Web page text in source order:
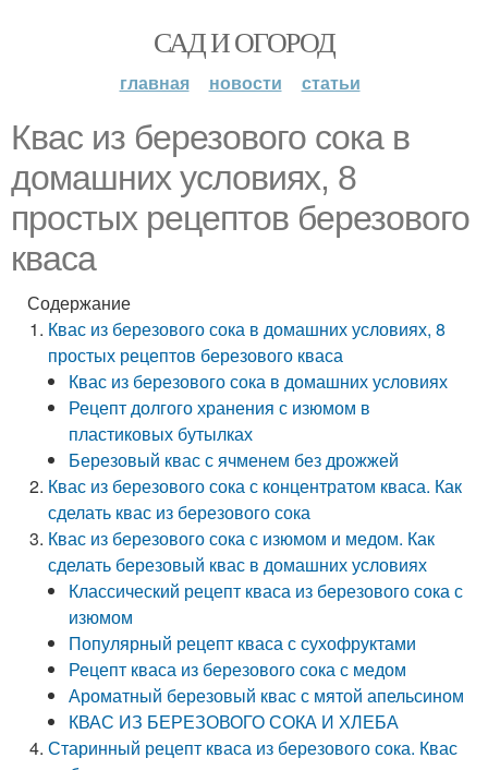
САД И ОГОРОД
главная новости статьи
Квас из березового сока в
домашних условиях, 8
простых рецептов березового
кваса
Содержание
Квас из березового сока в домашних условиях, 8
простых рецептов березового кваса
Квас из березового сока в домашних условиях
Рецепт долгого хранения с изюмом в
пластиковых бутылках
Березовый квас с ячменем без дрожжей
Квас из березового сока с концентратом кваса. Как
сделать квас из березового сока
Квас из березового сока с изюмом и медом. Как
сделать березовый квас в домашних условиях
Классический рецепт кваса из березового сока с
изюмом
Популярный рецепт кваса с сухофруктами
Рецепт кваса из березового сока с медом
Ароматный березовый квас с мятой апельсином
КВАС ИЗ БЕРЕЗОВОГО СОКА И ХЛЕБА
Старинный рецепт кваса из березового сока. Квас